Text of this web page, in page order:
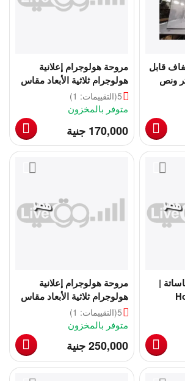
قابل
مروحة هولوجرام إعلانية
هولوجرام ثلاثية الأبعاد مقاس
100 سم
5(التقييمات: 1)
متوفر بالمخزون
جنية 170,000
|
مروحة هولوجرام إعلانية
هولوجرام ثلاثية الأبعاد مقاس
150 سم
5(التقييمات: 1)
متوفر بالمخزون
جنية‎250,000